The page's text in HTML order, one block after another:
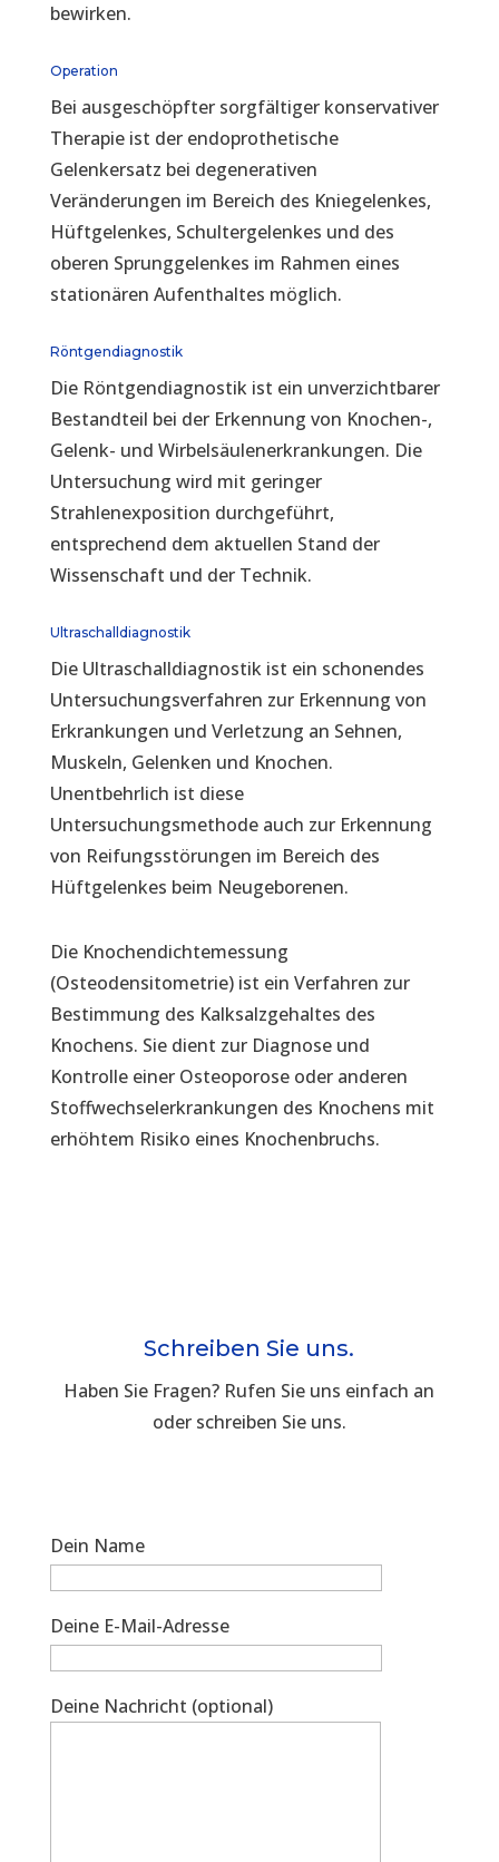
bewirken.
Operation
Bei ausgeschöpfter sorgfältiger konservativer
Therapie ist der endoprothetische
Gelenkersatz bei degenerativen
Veränderungen im Bereich des Kniegelenkes,
Hüftgelenkes, Schultergelenkes und des
oberen Sprunggelenkes im Rahmen eines
stationären Aufenthaltes möglich.
Röntgendiagnostik
Die Röntgendiagnostik ist ein unverzichtbarer
Bestandteil bei der Erkennung von Knochen-,
Gelenk- und Wirbelsäulenerkrankungen. Die
Untersuchung wird mit geringer
Strahlenexposition durchgeführt,
entsprechend dem aktuellen Stand der
Wissenschaft und der Technik.
Ultraschalldiagnostik
Die Ultraschalldiagnostik ist ein schonendes
Untersuchungsverfahren zur Erkennung von
Erkrankungen und Verletzung an Sehnen,
Muskeln, Gelenken und Knochen.
Unentbehrlich ist diese
Untersuchungsmethode auch zur Erkennung
von Reifungsstörungen im Bereich des
Hüftgelenkes beim Neugeborenen.
Die Knochendichtemessung
(Osteodensitometrie) ist ein Verfahren zur
Bestimmung des Kalksalzgehaltes des
Knochens. Sie dient zur Diagnose und
Kontrolle einer Osteoporose oder anderen
Stoffwechselerkrankungen des Knochens mit
erhöhtem Risiko eines Knochenbruchs.
Schreiben Sie uns.
Haben Sie Fragen? Rufen Sie uns einfach an
oder schreiben Sie uns.
Dein Name
Deine E-Mail-Adresse
Deine Nachricht (optional)